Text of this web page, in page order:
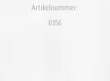
Artikelnummer:
0356